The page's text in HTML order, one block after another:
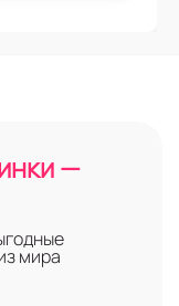
—
мира